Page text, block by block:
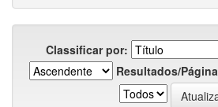
Classificar por:
Resultados/Página